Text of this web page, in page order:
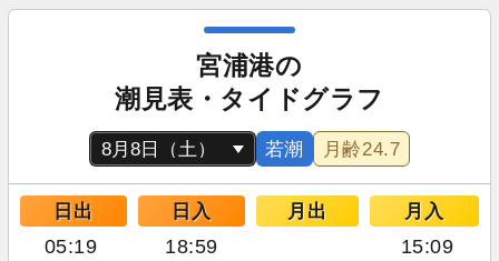
宮浦港の
潮見表・タイドグラフ
若潮 月齢24.7
日出 日入 月出 月入
05:19 18:59 15:09